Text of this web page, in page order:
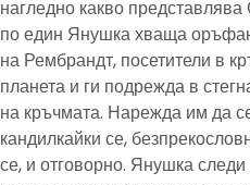
нагледно какво
по един Янушка хваща
на Рембрандт, посетители в
планета и ги подрежда в
на кръчмата. Нарежда им да
кандилкайки се,
се, и отговорно. Янушка следи